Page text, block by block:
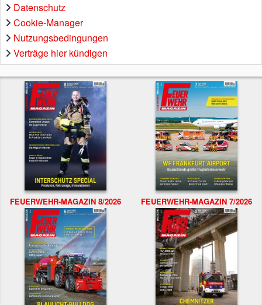
Datenschutz
Cookie-Manager
Nutzungsbedingungen
Verträge hier kündigen
FEUERWEHR-MAGAZIN 8/2026 FEUERWEHR-MAGAZIN 7/2026